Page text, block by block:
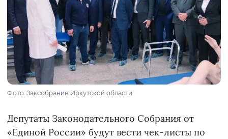
Фото: Заксобрание Иркутской области
Депутаты Законодательного Собрания от
«Единой России» будут вести чек-листы по